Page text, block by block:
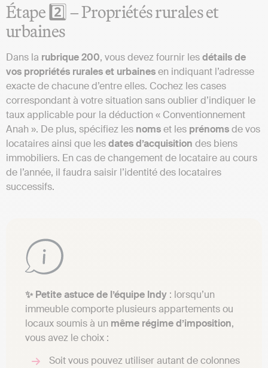
Étape 2️⃣ – Propriétés rurales et
urbaines
Dans la rubrique 200, vous devez fournir lesdétails de
vos propriétés rurales et urbainesen indiquant l’adresse
exacte de chacune d’entre elles. Cochez les cases
correspondant à votre situation sans oublier d’indiquer le
taux applicable pour la déduction « Conventionnement
Anah ». De plus, spécifiez les nomset les prénomsde vos
locataires ainsi que lesdates d’acquisition des biens
immobiliers. En cas de changement de locataire au cours
de l’année, il faudra saisir l’identité des locataires
successifs.
✨ Petite astuce de l’équipe Indy : lorsqu’un
immeuble comporte plusieurs appartements ou
locaux soumis à un même régime d’imposition,
vous avez le choix :
Soit vous pouvez utiliser autant de colonnes